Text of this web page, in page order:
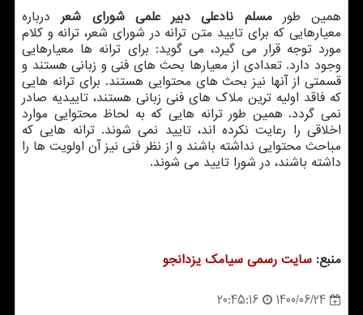
همین طورمسلم نادعلی دبیر علمی شورای شعردرباره
معیارهایی که برای تایید متن ترانه در شورای شعر، ترانه و کلام
مورد توجه قرار می گیرد، می گوید: برای ترانه ها معیارهایی
وجود دارد. تعدادی از معیارها بحث های فنی و زبانی هستند و
قسمتی از آنها نیز بحث های محتوایی هستند. برای ترانه هایی
که فاقد اولیه ترین ملاک های فنی زبانی هستند، تاییدیه صادر
نمی گردد. همین طور ترانه هایی که به لحاظ محتوایی موارد
اخلاقی را رعایت نکرده اند، تایید نمی شوند. ترانه هایی که
مباحث محتوایی نداشته باشند و از نظر فنی نیز آن اولویت ها را
داشته باشند، در شورا تایید می شوند.
منبع: سایت رسمی سیامك یزدانجو
1400/06/24
20:45:16